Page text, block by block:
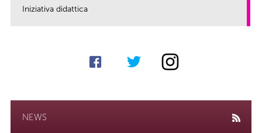
Iniziativa didattica
NEWS